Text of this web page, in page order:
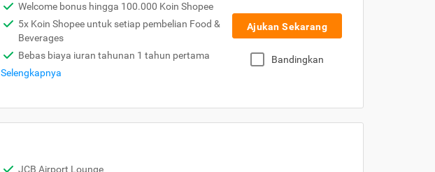
Welcome bonus hingga 100.000 Koin Shopee
5x Koin Shopee untuk setiap pembelian Food &
Beverages
Bebas biaya iuran tahunan 1 tahun pertama
Selengkapnya
Ajukan Sekarang
Bandingkan
JCB Airport Lounge